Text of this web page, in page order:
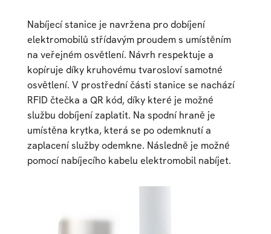
Nabíjecí stanice je navržena pro dobíjení
elektromobilů střídavým proudem s umístěním
na veřejném osvětlení. Návrh respektuje a
kopíruje díky kruhovému tvarosloví samotné
osvětlení. V prostřední části stanice se nachází
RFID čtečka a QR kód, díky které je možné
službu dobíjení zaplatit. Na spodní hraně je
umístěna krytka, která se po odemknutí a
zaplacení služby odemkne. Následně je možné
pomocí nabíjecího kabelu elektromobil nabíjet.